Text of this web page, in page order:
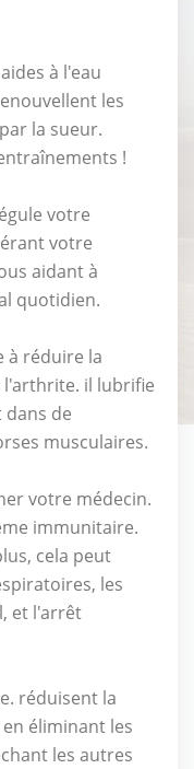
à l'eau
les
la sueur.
!
votre
votre
aidant à
quotidien.
à réduire la
l'arthrite. il lubrifie
de
musculaires.
votre médecin.
immunitaire.
cela peut
les
et l'arrêt
réduisent la
éliminant les
les autres